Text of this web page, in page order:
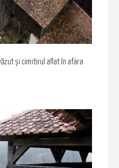
şi cimitirul aflat în afara